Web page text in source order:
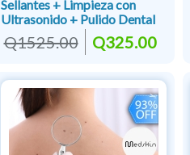
Sellantes + Limpieza con
Ultrasonido + Pulido Dental
Q1525.00 Q325.00